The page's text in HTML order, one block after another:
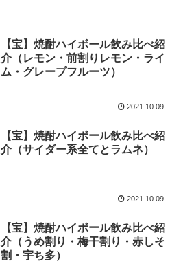
【宝】焼酎ハイボール飲み比べ紹
介（レモン・前割りレモン・ライ
ム・グレープフルーツ）
2021.10.09
【宝】焼酎ハイボール飲み比べ紹
介（サイダー系全てとラムネ）
2021.10.09
【宝】焼酎ハイボール飲み比べ紹
介（うめ割り・梅干割り・赤しそ
割・宇ち多）